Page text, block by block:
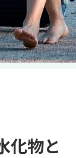
化物と